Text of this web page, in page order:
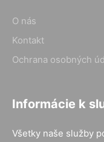
O nás
Kontakt
Ochrana osobných
Informácie k
Všetky naše služby